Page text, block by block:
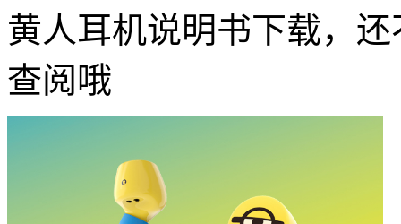
黄人耳机说明书下载，
查阅哦